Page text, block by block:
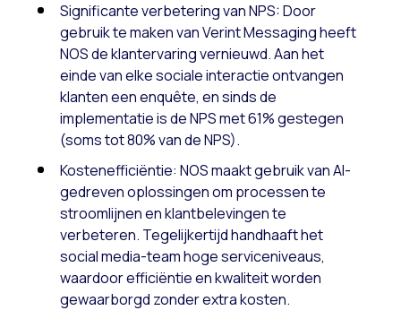
Significante verbetering van NPS: Door
gebruik te maken van Verint Messaging heeft
NOS de klantervaring vernieuwd. Aan het
einde van elke sociale interactie ontvangen
klanten een enquête, en sinds de
implementatie is de NPS met 61% gestegen
(soms tot 80% van de NPS).
Kostenefficiëntie: NOS maakt gebruik van AI-
gedreven oplossingen om processen te
stroomlijnen en klantbelevingen te
verbeteren. Tegelijkertijd handhaaft het
social media-team hoge serviceniveaus,
waardoor efficiëntie en kwaliteit worden
gewaarborgd zonder extra kosten.